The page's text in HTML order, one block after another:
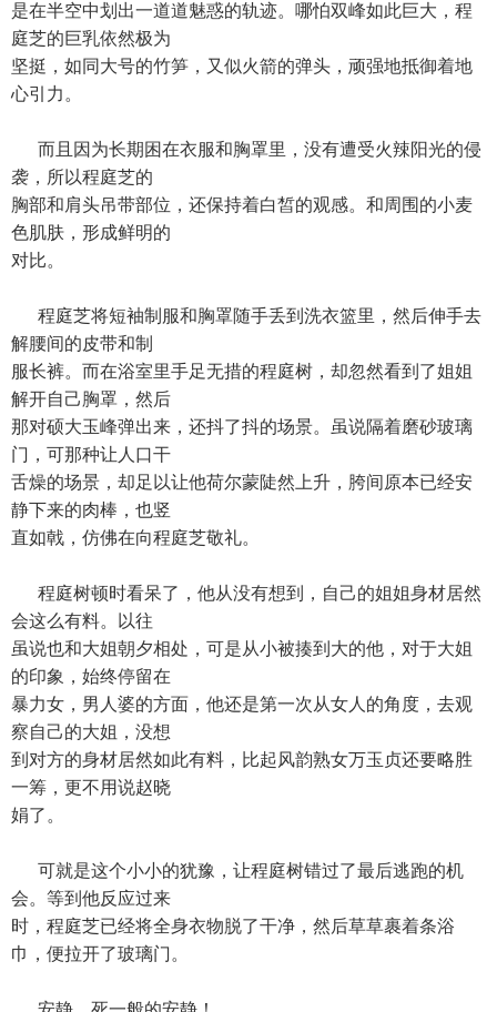
是在半空中划出一道道魅惑的轨迹。哪怕双峰如此巨大，程
庭芝的巨乳依然极为
坚挺，如同大号的竹笋，又似火箭的弹头，顽强地抵御着地
心引力。
而且因为长期困在衣服和胸罩里，没有遭受火辣阳光的侵
袭，所以程庭芝的
胸部和肩头吊带部位，还保持着白皙的观感。和周围的小麦
色肌肤，形成鲜明的
对比。
程庭芝将短袖制服和胸罩随手丢到洗衣篮里，然后伸手去
解腰间的皮带和制
服长裤。而在浴室里手足无措的程庭树，却忽然看到了姐姐
解开自己胸罩，然后
那对硕大玉峰弹出来，还抖了抖的场景。虽说隔着磨砂玻璃
门，可那种让人口干
舌燥的场景，却足以让他荷尔蒙陡然上升，胯间原本已经安
静下来的肉棒，也竖
直如戟，仿佛在向程庭芝敬礼。
程庭树顿时看呆了，他从没有想到，自己的姐姐身材居然
会这么有料。以往
虽说也和大姐朝夕相处，可是从小被揍到大的他，对于大姐
的印象，始终停留在
暴力女，男人婆的方面，他还是第一次从女人的角度，去观
察自己的大姐，没想
到对方的身材居然如此有料，比起风韵熟女万玉贞还要略胜
一筹，更不用说赵晓
娟了。
可就是这个小小的犹豫，让程庭树错过了最后逃跑的机
会。等到他反应过来
时，程庭芝已经将全身衣物脱了干净，然后草草裹着条浴
巾，便拉开了玻璃门。